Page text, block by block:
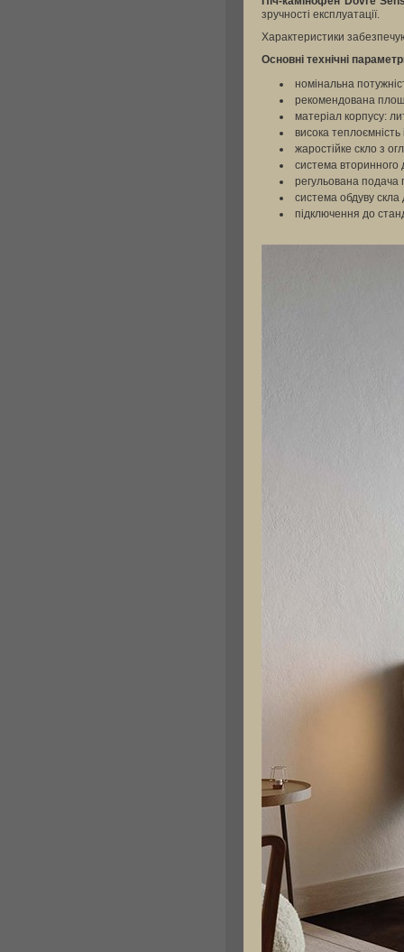
зручності експлуатації.
Характеристики
Основні технічні
номінальна
рекомендована
матеріал корпусу:
висока
жаростійке скло з
система
регульована подача
система обдуву
підключення до